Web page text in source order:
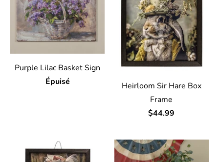
Purple Lilac Basket Sign
Épuisé
Heirloom Sir Hare Box
Frame
$44.99